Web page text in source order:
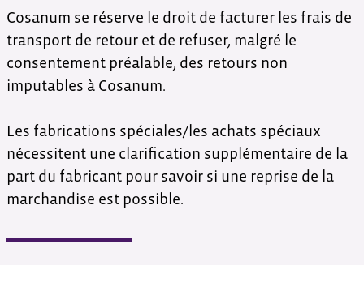
Cosanum se réserve le droit de facturer les frais de
transport de retour et de refuser, malgré le
consentement préalable, des retours non
imputables à Cosanum.
Les fabrications spéciales/les achats spéciaux
nécessitent une clarification supplémentaire de la
part du fabricant pour savoir si une reprise de la
marchandise est possible.